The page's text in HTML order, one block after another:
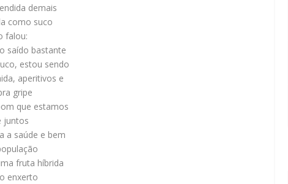
demais
como suco
falou:
saído bastante
estou sendo
aperitivos e
gripe
que estamos
juntos
a saúde e bem
fruta híbrida
enxerto